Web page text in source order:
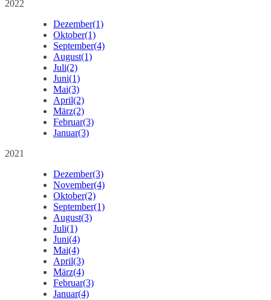
2022
Dezember(1)
Oktober(1)
September(4)
August(1)
Juli(2)
Juni(1)
Mai(3)
April(2)
März(2)
Februar(3)
Januar(3)
2021
Dezember(3)
November(4)
Oktober(2)
September(1)
August(3)
Juli(1)
Juni(4)
Mai(4)
April(3)
März(4)
Februar(3)
Januar(4)